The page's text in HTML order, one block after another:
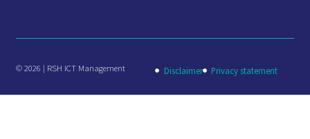
© 2026 | RSH ICT Management Disclaimer Privacy statement